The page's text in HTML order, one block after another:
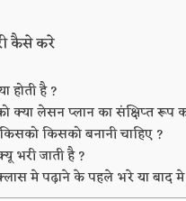
कैसे करे
होती है ?
क्या लेसन प्लान का संक्षिप्त
किसको बनानी चाहिए ?
भरी जाती है ?
मे पढ़ाने के पहले भरे या बाद